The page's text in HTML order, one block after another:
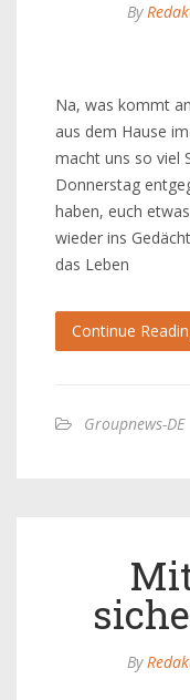
By
Na, was kommt
aus dem Hause
macht uns so viel
Donnerstag
haben, euch
wieder ins
das Leben
Continue
Groupnews-DE
By